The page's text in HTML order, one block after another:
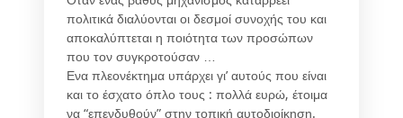
πολιτικά διαλύονται οι δεσμοί συνοχής του και
αποκαλύπτεται η ποιότητα των προσώπων
που τον συγκροτούσαν …
Ενα πλεονέκτημα υπάρχει γι’ αυτούς που είναι
και το έσχατο όπλο τους : πολλά ευρώ, έτοιμα
να “επενδυθούν” στην τοπική αυτοδιοίκηση.